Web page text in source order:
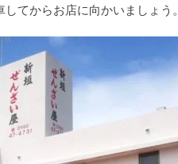
てからお店に向かいましょう。